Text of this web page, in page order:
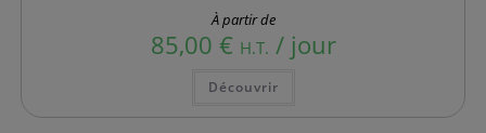
À partir de
85,00 € H.T. / jour
Découvrir
plusieurs